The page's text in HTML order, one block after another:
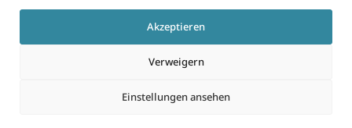
Akzeptieren
Verweigern
Einstellungen ansehen
Deutsch
Fenster)
in
einem
neuen
Fenster)
in
einem
neuen
Fenster)
in
neuen